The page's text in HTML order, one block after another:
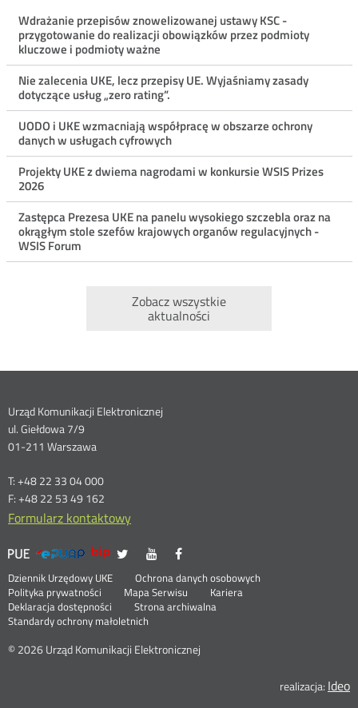
Menu
ostatnie
aktualności
Wdrażanie przepisów znowelizowanej ustawy KSC -
przygotowanie do realizacji obowiązków przez podmioty
kluczowe i podmioty ważne
Nie zalecenia UKE, lecz przepisy UE. Wyjaśniamy zasady
dotyczące usług „zero rating”.
UODO i UKE wzmacniają współpracę w obszarze ochrony
danych w usługach cyfrowych
Projekty UKE z dwiema nagrodami w konkursie WSIS Prizes
2026
Zastępca Prezesa UKE na panelu wysokiego szczebla oraz na
okrągłym stole szefów krajowych organów regulacyjnych -
WSIS Forum
Zobacz wszystkie
aktualności
Dane
kontaktowe
Urząd Komunikacji Elektronicznej
ul. Giełdowa 7/9
01-211 Warszawa
T: +48 22 33 04 000
F: +48 22 53 49 162
Formularz kontaktowy
UKE
Serwisy
>Social
Media
UKE
portalu
Twitter
Otwórz
nowym
oknie
UKE
portalu
Youtube
Otwórz
nowym
oknie
portalu
Facebook
nowym
oknie
Menu
stopka
Dziennik Urzędowy UKE Otwórz
nowym
oknie
Ochrona danych osobowych
Polityka prywatności
Mapa Serwisu Kariera
Deklaracja dostępności Strona archiwalna
Standardy ochrony małoletnich
© 2026 Urząd Komunikacji Elektronicznej
realizacja: Ideo